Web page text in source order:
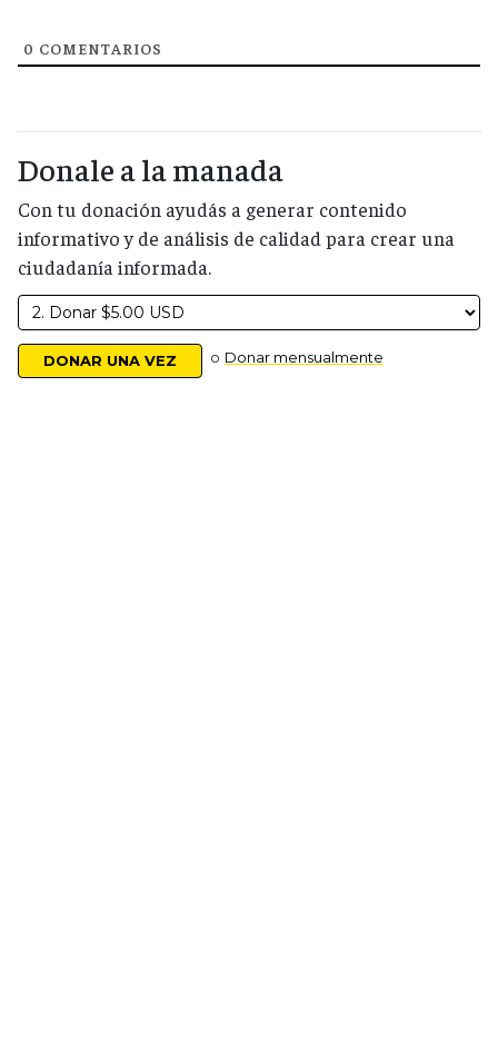
0 COMENTARIOS
Donale a la manada
Con tu donación ayudás a generar contenido
informativo y de análisis de calidad para crear una
ciudadanía informada.
o Donar mensualmente